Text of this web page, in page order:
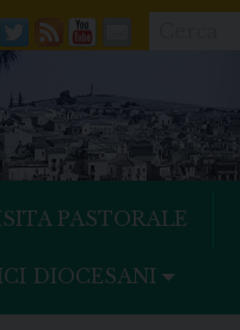
Twitter
FeedsYoutube
Mail
PASTORALE
DIOCESANI